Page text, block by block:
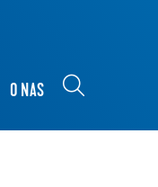
O NAS